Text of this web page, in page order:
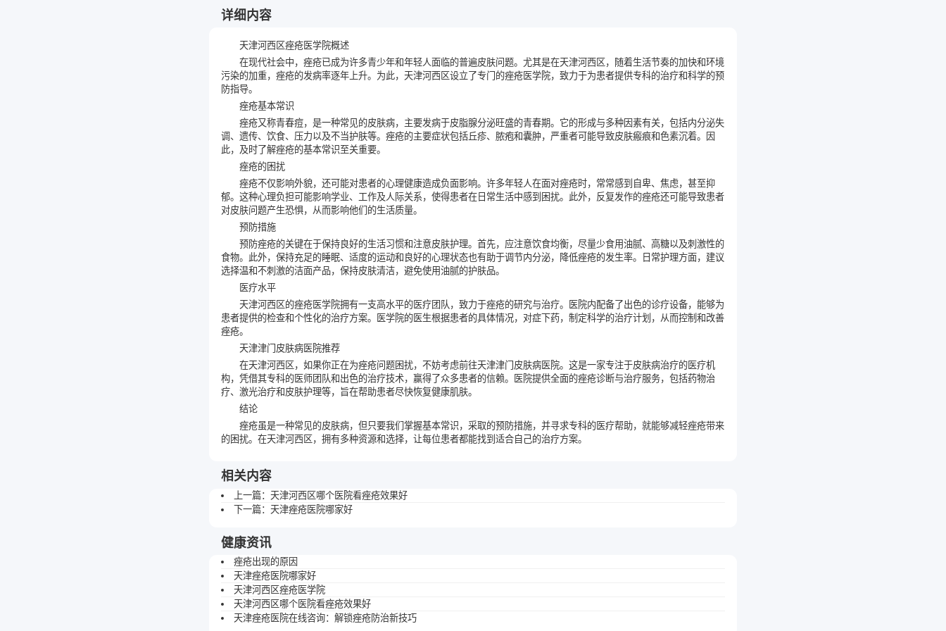
详细内容
天津河西区痤疮医学院概述
在现代社会中，痤疮已成为许多青少年和年轻人面临的普遍皮肤问题。尤其是在天津河西区，随着生活节奏的加快和环境
污染的加重，痤疮的发病率逐年上升。为此，天津河西区设立了专门的痤疮医学院，致力于为患者提供专科的治疗和科学的预
防指导。
痤疮基本常识
痤疮又称青春痘，是一种常见的皮肤病，主要发病于皮脂腺分泌旺盛的青春期。它的形成与多种因素有关，包括内分泌失
调、遗传、饮食、压力以及不当护肤等。痤疮的主要症状包括丘疹、脓疱和囊肿，严重者可能导致皮肤瘢痕和色素沉着。因
此，及时了解痤疮的基本常识至关重要。
痤疮的困扰
痤疮不仅影响外貌，还可能对患者的心理健康造成负面影响。许多年轻人在面对痤疮时，常常感到自卑、焦虑，甚至抑
郁。这种心理负担可能影响学业、工作及人际关系，使得患者在日常生活中感到困扰。此外，反复发作的痤疮还可能导致患者
对皮肤问题产生恐惧，从而影响他们的生活质量。
预防措施
预防痤疮的关键在于保持良好的生活习惯和注意皮肤护理。首先，应注意饮食均衡，尽量少食用油腻、高糖以及刺激性的
食物。此外，保持充足的睡眠、适度的运动和良好的心理状态也有助于调节内分泌，降低痤疮的发生率。日常护理方面，建议
选择温和不刺激的洁面产品，保持皮肤清洁，避免使用油腻的护肤品。
医疗水平
天津河西区的痤疮医学院拥有一支高水平的医疗团队，致力于痤疮的研究与治疗。医院内配备了出色的诊疗设备，能够为
患者提供的检查和个性化的治疗方案。医学院的医生根据患者的具体情况，对症下药，制定科学的治疗计划，从而控制和改善
痤疮。
天津津门皮肤病医院推荐
在天津河西区，如果你正在为痤疮问题困扰，不妨考虑前往天津津门皮肤病医院。这是一家专注于皮肤病治疗的医疗机
构，凭借其专科的医师团队和出色的治疗技术，赢得了众多患者的信赖。医院提供全面的痤疮诊断与治疗服务，包括药物治
疗、激光治疗和皮肤护理等，旨在帮助患者尽快恢复健康肌肤。
结论
痤疮虽是一种常见的皮肤病，但只要我们掌握基本常识，采取的预防措施，并寻求专科的医疗帮助，就能够减轻痤疮带来
的困扰。在天津河西区，拥有多种资源和选择，让每位患者都能找到适合自己的治疗方案。
相关内容
上一篇： 天津河西区哪个医院看痤疮效果好
下一篇： 天津痤疮医院哪家好
健康资讯
痤疮出现的原因
天津痤疮医院哪家好
天津河西区痤疮医学院
天津河西区哪个医院看痤疮效果好
天津痤疮医院在线咨询：解锁痤疮防治新技巧